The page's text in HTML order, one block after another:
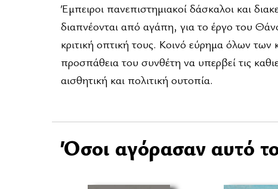
Έμπειροι πανεπιστημιακοί δάσκαλοι και
διαπνέονται από αγάπη, για το έργο του
κριτική οπτική τους. Κοινό εύρημα όλων
προσπάθεια του συνθέτη να υπερβεί τις
αισθητική και πολιτική ουτοπία.
Όσοι αγόρασαν αυτό